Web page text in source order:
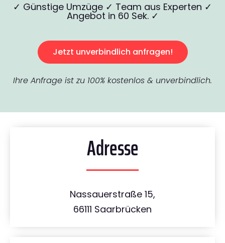
✓ Günstige Umzüge ✓ Team aus Experten ✓
Angebot in 60 Sek. ✓
Jetzt unverbindlich anfragen!
Ihre Anfrage ist zu 100% kostenlos & unverbindlich.
Adresse
Nassauerstraße 15,
66111 Saarbrücken